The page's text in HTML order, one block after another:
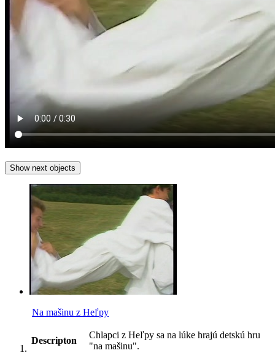
Show next objects
Na mašinu z Heľpy
Descripton
Chlapci z Heľpy sa na lúke hrajú detskú hru
"na mašinu".